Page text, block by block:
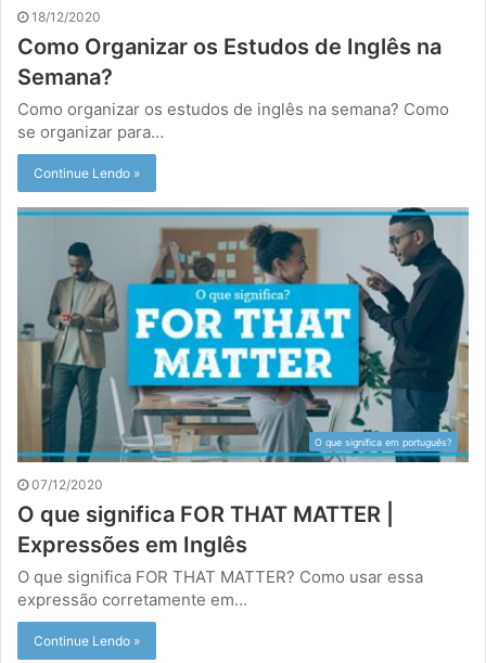
18/12/2020
Como Organizar os Estudos de Inglês na
Semana?
Como organizar os estudos de inglês na semana? Como
se organizar para…
Continue Lendo »
O que significa em português?
07/12/2020
O que significa FOR THAT MATTER |
Expressões em Inglês
O que significa FOR THAT MATTER? Como usar essa
expressão corretamente em…
Continue Lendo »